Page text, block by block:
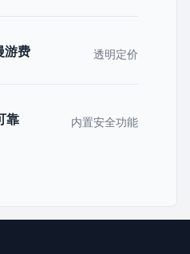
游费 透明定价
靠 内置安全功能